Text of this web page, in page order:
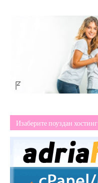
Изаберите поуздан хостинг